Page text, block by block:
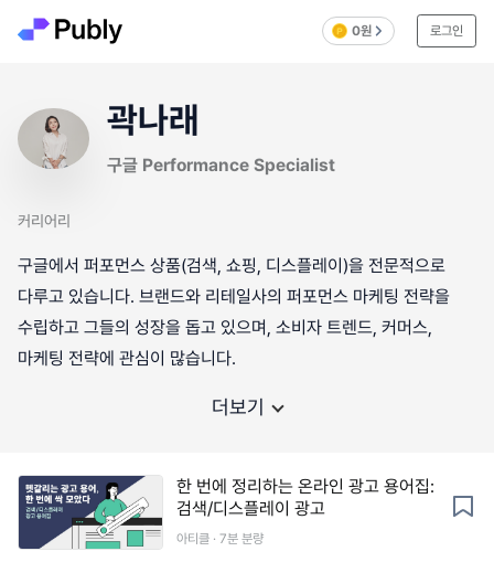
0원 로그인
곽나래
구글 Performance Specialist
커리어리
구글에서 퍼포먼스 상품(검색, 쇼핑, 디스플레이)을 전문적으로
다루고 있습니다. 브랜드와 리테일사의 퍼포먼스 마케팅 전략을
수립하고 그들의 성장을 돕고 있으며, 소비자 트렌드, 커머스,
마케팅 전략에 관심이 많습니다.
더보기
한 번에 정리하는 온라인 광고 용어집:
검색/디스플레이 광고
아티클 · 7분 분량